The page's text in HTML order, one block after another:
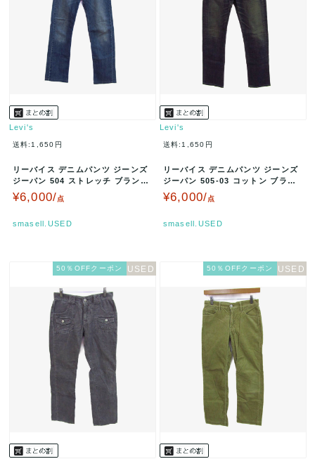
Levi's
送料:1,650円
リーバイス デニムパンツ ジーンズ
ジーパン 504 ストレッチ ブランド
ボトムス レディース W…
¥6,000/点
smasell.USED
Levi's
送料:1,650円
リーバイス デニムパンツ ジーンズ
ジーパン 505-03 コットン ブラン
ド ボトムス レディース…
¥6,000/点
smasell.USED
50％OFFクーポン 50％OFFクーポン